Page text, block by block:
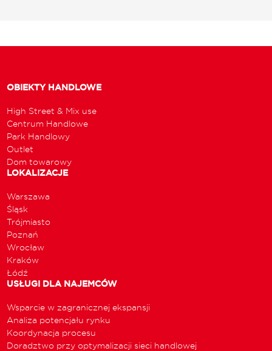
OBIEKTY HANDLOWE
High Street & Mix use
Centrum Handlowe
Park Handlowy
Outlet
Dom towarowy
LOKALIZACJE
Warszawa
Śląsk
Trójmiasto
Poznań
Wrocław
Kraków
Łódź
USŁUGI DLA NAJEMCÓW
Wsparcie w zagranicznej ekspansji
Analiza potencjału rynku
Koordynacja procesu
Doradztwo przy optymalizacji sieci handlowej